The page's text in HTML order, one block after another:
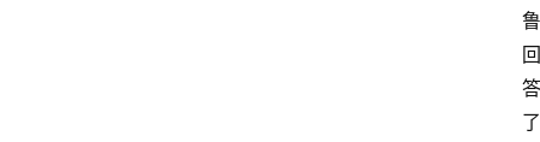
鲁
回
答
了